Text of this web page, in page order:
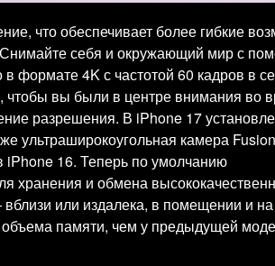
что обеспечивает более гибкие
Снимайте себя и окружающий мир с
4K с частотой 60 кадров в
чтобы вы были в центре внимания во
разрешения. В iPhone 17
ультраширокоугольная камера
16. Теперь по умолчанию
хранения и обмена
или издалека, в помещении и
памяти, чем у предыдущей